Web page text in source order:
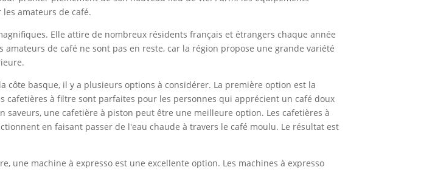
amateurs de café.
Elle attire de nombreux résidents français et étrangers chaque année
de café ne sont pas en reste, car la région propose une grande variété
côte basque, il y a plusieurs options à considérer. La première option est la
à filtre sont parfaites pour les personnes qui apprécient un café doux
une cafetière à piston peut être une meilleure option. Les cafetières à
en faisant passer de l'eau chaude à travers le café moulu. Le résultat est
une machine à expresso est une excellente option. Les machines à expresso